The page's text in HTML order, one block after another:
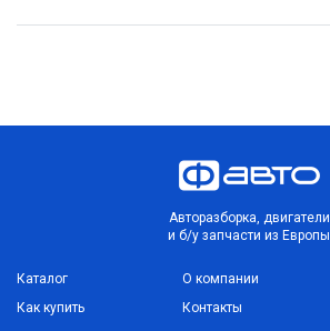
Авторазборка, двигатели
и б/у запчасти из Европы
Каталог
Как купить
О компании
Контакты